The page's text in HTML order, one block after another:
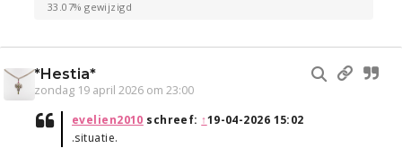
33.07% gewijzigd
*Hestia*
zondag 19 april 2026 om 23:00
evelien2010 schreef: ↑19-04-2026 15:02
.situatie.